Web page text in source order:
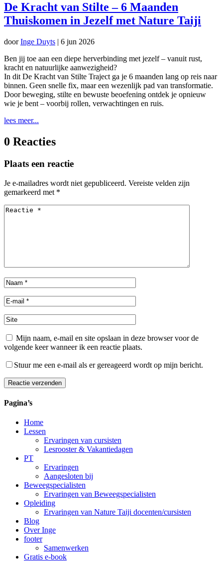
De Kracht van Stilte – 6 Maanden
Thuiskomen in Jezelf met Nature Taiji
doorInge Duyts | 6 jun 2026
Ben jij toe aan een diepe herverbinding met jezelf – vanuit rust,
kracht en natuurlijke aanwezigheid?
In dit De Kracht van Stilte Traject ga je 6 maanden lang op reis naar
binnen. Geen snelle fix, maar een wezenlijk pad van transformatie.
Door beweging, stilte en bewuste beoefening ontdek je opnieuw
wie je bent – voorbij rollen, verwachtingen en ruis.
lees meer...
0 Reacties
Plaats een reactie
Je e-mailadres wordt niet gepubliceerd. Vereiste velden zijn
gemarkeerd met *
Mijn naam, e-mail en site opslaan in deze browser voor de
volgende keer wanneer ik een reactie plaats.
Stuur me een e-mail als er gereageerd wordt op mijn bericht.
Reactie verzenden
Alternative:
Pagina’s
Home
Lessen
Ervaringen van cursisten
Lesrooster & Vakantiedagen
PT
Ervaringen
Aangesloten bij
Beweegspecialisten
Ervaringen van Beweegspecialisten
Opleiding
Ervaringen van Nature Taiji docenten/cursisten
Blog
Over Inge
footer
Samenwerken
Gratis e-book